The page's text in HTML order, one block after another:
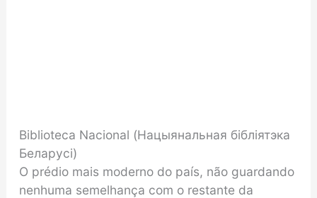
Biblioteca Nacional (Нацыянальная бібліятэка
Беларусі)
O prédio mais moderno do país, não guardando
nenhuma semelhança com o restante da